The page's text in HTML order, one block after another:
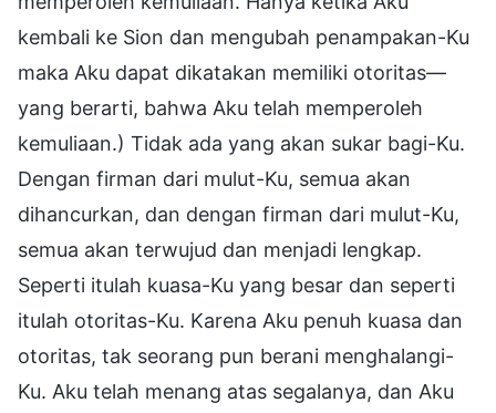
kembali ke Sion dan mengubah penampakan-Ku
maka Aku dapat dikatakan memiliki otoritas—
yang berarti, bahwa Aku telah memperoleh
kemuliaan.) Tidak ada yang akan sukar bagi-Ku.
Dengan firman dari mulut-Ku, semua akan
dihancurkan, dan dengan firman dari mulut-Ku,
semua akan terwujud dan menjadi lengkap.
Seperti itulah kuasa-Ku yang besar dan seperti
itulah otoritas-Ku. Karena Aku penuh kuasa dan
otoritas, tak seorang pun berani menghalangi-
Ku. Aku telah menang atas segalanya, dan Aku